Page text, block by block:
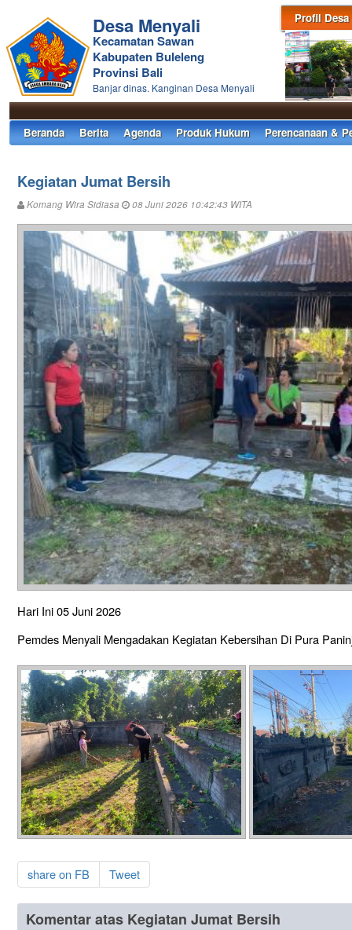
Profil Desa
Desa Menyali
Kecamatan Sawan
Kabupaten Buleleng
Provinsi Bali
Banjar dinas. Kanginan Desa Menyali
Beranda Berita Agenda Produk Hukum Perencanaan &
Kegiatan Jumat Bersih
Komang Wira Sidiasa 08 Juni 2026 10:42:43 WITA
Hari Ini 05 Juni 2026
Pemdes Menyali Mengadakan Kegiatan Kebersihan Di Pura
share on FB Tweet
Komentar atas Kegiatan Jumat Bersih